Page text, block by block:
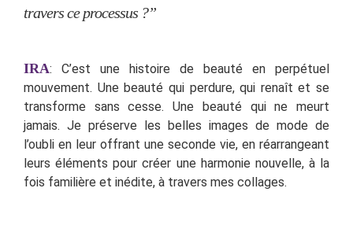
travers ce processus ?”
IRA: C’est une histoire de beauté en perpétuel
mouvement. Une beauté qui perdure, qui renaît et se
transforme sans cesse. Une beauté qui ne meurt
jamais. Je préserve les belles images de mode de
l’oubli en leur offrant une seconde vie, en réarrangeant
leurs éléments pour créer une harmonie nouvelle, à la
fois familière et inédite, à travers mes collages.